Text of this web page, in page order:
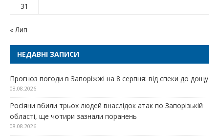
31
« Лип
НЕДАВНІ ЗАПИСИ
Прогноз погоди в Запоріжжі на 8 серпня: від спеки до дощу
08.08.2026
Росіяни вбили трьох людей внаслідок атак по Запорізькій
області, ще чотири зазнали поранень
08.08.2026